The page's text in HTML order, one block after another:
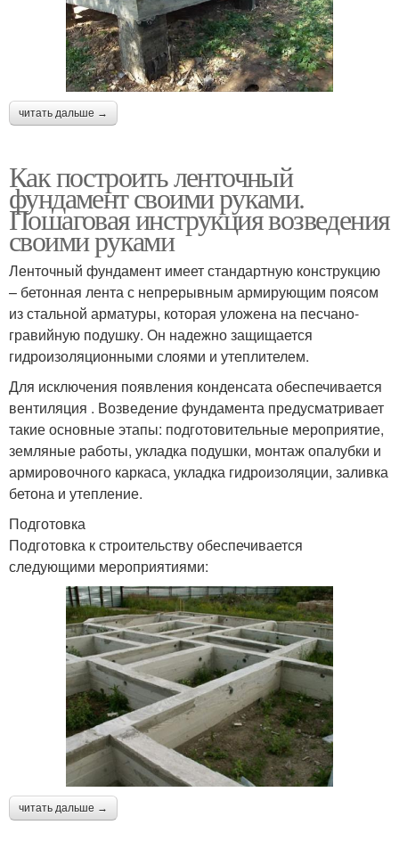
читать дальше →
Как построить ленточный
фундамент своими руками.
Пошаговая инструкция возведения
своими руками
Ленточный фундамент имеет стандартную конструкцию
– бетонная лента с непрерывным армирующим поясом
из стальной арматуры, которая уложена на песчано-
гравийную подушку. Он надежно защищается
гидроизоляционными слоями и утеплителем.
Для исключения появления конденсата обеспечивается
вентиляция . Возведение фундамента предусматривает
такие основные этапы: подготовительные мероприятие,
земляные работы, укладка подушки, монтаж опалубки и
армировочного каркаса, укладка гидроизоляции, заливка
бетона и утепление.
Подготовка
Подготовка к строительству обеспечивается
следующими мероприятиями:
читать дальше →